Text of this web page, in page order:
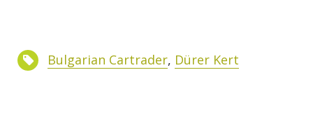
Bulgarian Cartrader, Dürer Kert